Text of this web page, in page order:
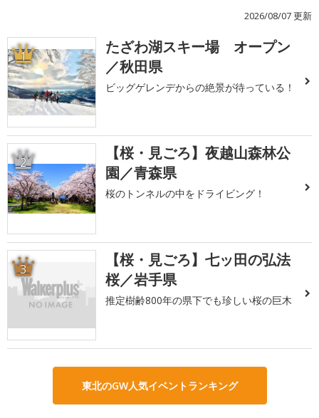
2026/08/07 更新
1
たざわ湖スキー場 オープン
／秋田県
ビッグゲレンデからの絶景が待っている！
2
【桜・見ごろ】夜越山森林公
園／青森県
桜のトンネルの中をドライビング！
3
【桜・見ごろ】七ッ田の弘法
桜／岩手県
推定樹齢800年の県下でも珍しい桜の巨木
東北のGW人気イベントランキング